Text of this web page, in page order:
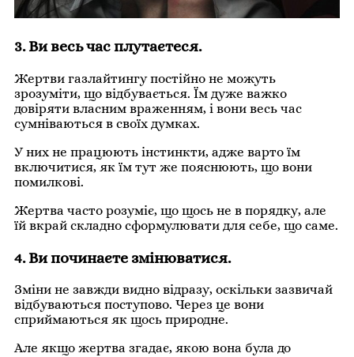
3. Ви весь час плутаєтеся.
Жертви газлайтингу постійно не можуть
зрозуміти, що відбувається. Їм дуже важко
довіряти власним враженням, і вони весь час
сумніваються в своїх думках.
У них не працюють інстинкти, адже варто їм
включитися, як їм тут же пояснюють, що вони
помилкові.
Жертва часто розуміє, що щось не в порядку, але
їй вкрай складно сформулювати для себе, що саме.
4. Ви починаєте змінюватися.
Зміни не завжди видно відразу, оскільки зазвичай
відбуваються поступово. Через це вони
сприймаються як щось природне.
Але якщо жертва згадає, якою вона була до